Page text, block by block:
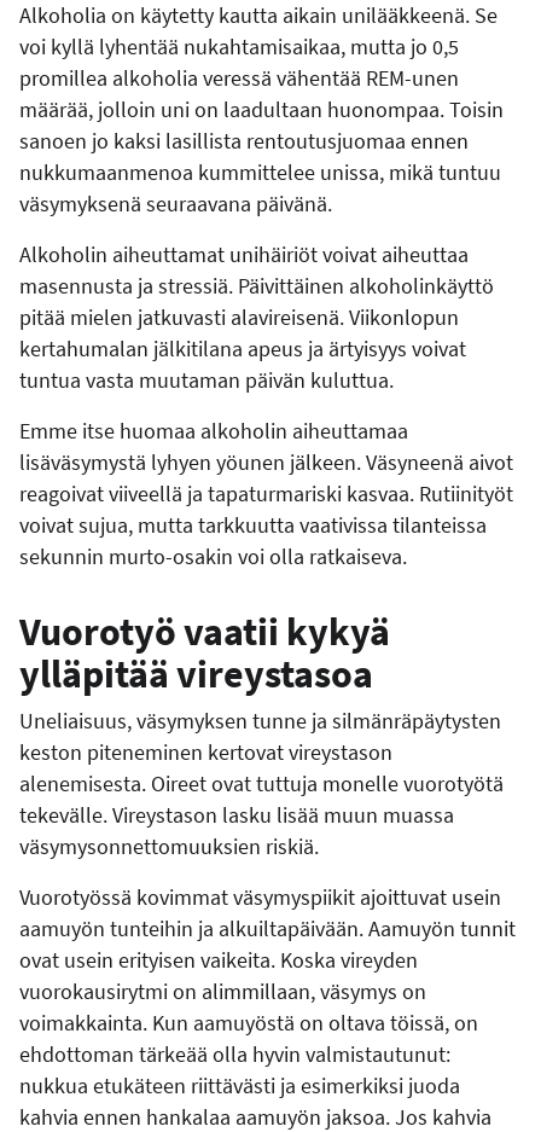
Alkoholia on käytetty kautta aikain unilääkkeenä. Se
voi kyllä lyhentää nukahtamisaikaa, mutta jo 0,5
promillea alkoholia veressä vähentää REM-unen
määrää, jolloin uni on laadultaan huonompaa. Toisin
sanoen jo kaksi lasillista rentoutusjuomaa ennen
nukkumaanmenoa kummittelee unissa, mikä tuntuu
väsymyksenä seuraavana päivänä.
Alkoholin aiheuttamat unihäiriöt voivat aiheuttaa
masennusta ja stressiä. Päivittäinen alkoholinkäyttö
pitää mielen jatkuvasti alavireisenä. Viikonlopun
kertahumalan jälkitilana apeus ja ärtyisyys voivat
tuntua vasta muutaman päivän kuluttua.
Emme itse huomaa alkoholin aiheuttamaa
lisäväsymystä lyhyen yöunen jälkeen. Väsyneenä aivot
reagoivat viiveellä ja tapaturmariski kasvaa. Rutiinityöt
voivat sujua, mutta tarkkuutta vaativissa tilanteissa
sekunnin murto-osakin voi olla ratkaiseva.
Vuorotyö vaatii kykyä
ylläpitää vireystasoa
Uneliaisuus, väsymyksen tunne ja silmänräpäytysten
keston piteneminen kertovat vireystason
alenemisesta. Oireet ovat tuttuja monelle vuorotyötä
tekevälle. Vireystason lasku lisää muun muassa
väsymysonnettomuuksien riskiä.
Vuorotyössä kovimmat väsymyspiikit ajoittuvat usein
aamuyön tunteihin ja alkuiltapäivään. Aamuyön tunnit
ovat usein erityisen vaikeita. Koska vireyden
vuorokausirytmi on alimmillaan, väsymys on
voimakkainta. Kun aamuyöstä on oltava töissä, on
ehdottoman tärkeää olla hyvin valmistautunut:
nukkua etukäteen riittävästi ja esimerkiksi juoda
kahvia ennen hankalaa aamuyön jaksoa. Jos kahvia